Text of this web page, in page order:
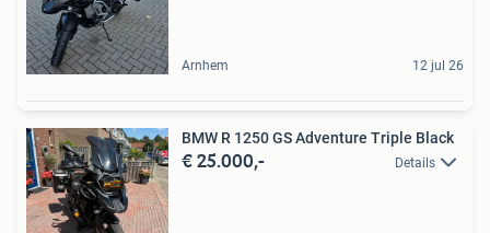
Arnhem 12 jul 26
BMW R 1250 GS Adventure Triple Black
€ 25.000,- Details